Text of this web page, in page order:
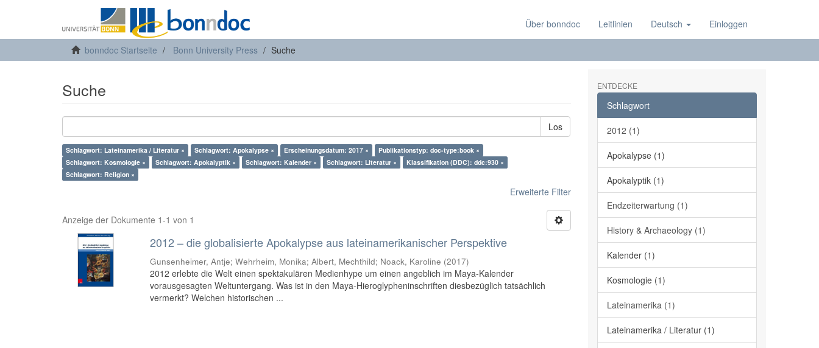
Über bonndoc Leitlinien Deutsch Einloggen
bonndoc Startseite Bonn University Press Suche
Suche
Los
Schlagwort: Lateinamerika / Literatur × Schlagwort: Apokalypse × Erscheinungsdatum: 2017 ×
Publikationstyp: doc-type:book ×
Schlagwort: Kosmologie ×
Schlagwort: Apokalyptik × Schlagwort: Kalender × Schlagwort: Literatur ×
Klassifikation (DDC): ddc:930 ×
Schlagwort: Religion ×
Erweiterte Filter
Anzeige der Dokumente 1-1 von 1
2012 – die globalisierte Apokalypse aus lateinamerikanischer Perspektive
Gunsenheimer, Antje; Wehrheim, Monika; Albert, Mechthild; Noack, Karoline (2017)
2012 erlebte die Welt einen spektakulären Medienhype um einen angeblich im Maya-Kalender
vorausgesagten Weltuntergang. Was ist in den Maya-Hieroglypheninschriften diesbezüglich tatsächlich
vermerkt? Welchen historischen ...
ENTDECKE
Schlagwort
2012 (1)
Apokalypse (1)
Apokalyptik (1)
Endzeiterwartung (1)
History & Archaeology (1)
Kalender (1)
Kosmologie (1)
Lateinamerika (1)
Lateinamerika / Literatur (1)